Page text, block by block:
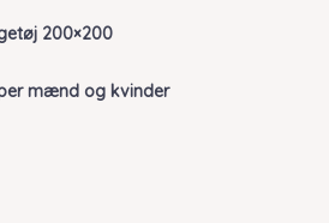
200×200
mænd og kvinder